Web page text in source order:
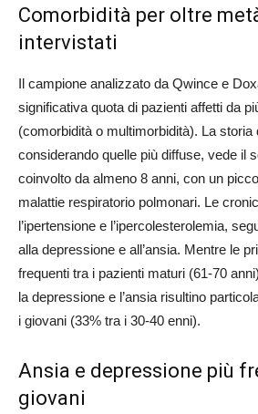
Comorbidità per oltre
intervistati
Il campione analizzato da Qwince e
significativa quota di pazienti affetti da
(comorbidità o multimorbidità). La storia
considerando quelle più diffuse, vede il
coinvolto da almeno 8 anni, con un
malattie respiratorio polmonari. Le
l’ipertensione e l’ipercolesterolemia,
alla depressione e all’ansia. Mentre le
frequenti tra i pazienti maturi (61-70
la depressione e l’ansia risultino
i giovani (33% tra i 30-40 enni).
Ansia e depressione più
giovani